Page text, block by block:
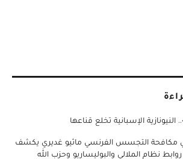
الإسبانية تخلع قناعها
مكافحة التجسس الفرنسي ماثيو غديري يكشف
نظام الملالي والبوليساريو وحزب الله